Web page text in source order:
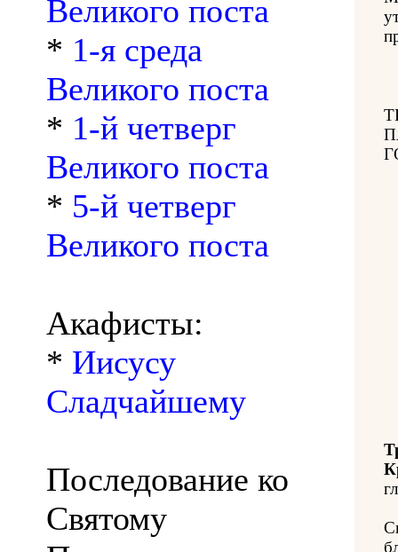
Великого поста
* 1-я среда
Великого поста
* 1-й четверг
Великого поста
* 5-й четверг
Великого поста
Акафисты:
* Иисусу
Сладчайшему
Последование ко
Святому